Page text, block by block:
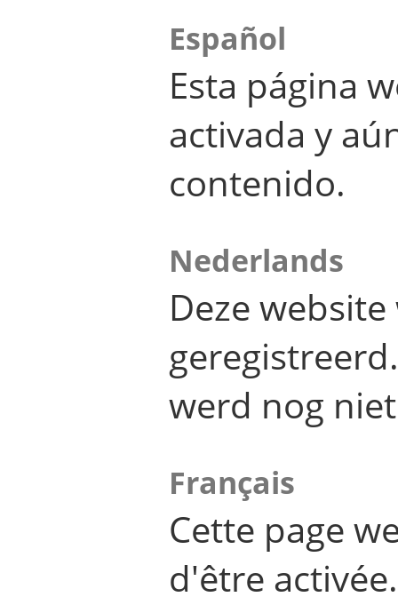
Español
Esta página
activada y
contenido.
Nederlands
Deze
werd nog
Français
Cette page
d'être